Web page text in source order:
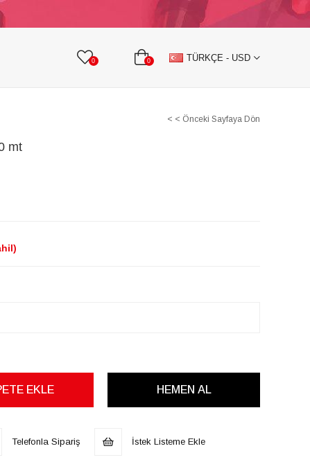
0 0 TÜRKÇE - USD
TAŞLI TEKSTİL AKSESUARLARI
< < Önceki Sayfaya Dön
mt
Telefonla Sipariş İstek Listeme Ekle